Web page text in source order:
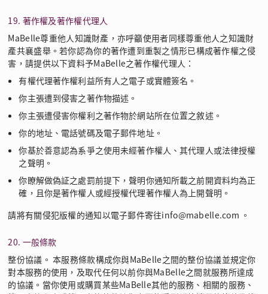
19. 著作權及著作權代理人
MaBelle尊重他人知識財產，亦呼籲使用者同樣尊重他人之知識財
產共襄盛舉。若你認為你的著作遭到重製之情形已構成著作權之侵
害，請提供以下資料予MaBelle之著作權代理人：
有權代理著作權利益所有人之電子或實體簽名。
你主張遭到侵害之著作物描述。
你主張遭侵害你權利之著作物於網站所在位置之敘述。
你的地址、電話號碼及電子郵件地址。
你基於善意認為系爭之使用未經著作權人、其代理人或法律授權
之聲明。
你瞭解做偽証之處罰前提下，聲明你通知所載之前開資料均為正
確，且你是著作權人或經授權代理著作權人為上開聲明。
請將有關侵犯版權的通知以電子郵件寄往info@mabelle.com 。
20. 一般條款
整份協議。 本服務條款構成你與MaBelle之間的整份協議並規定你
對本服務的使用，及取代任何以前你與MaBelle之間就服務所達成
的協議。當你使用或購買某些MaBelle其他的服務、相關的服務、